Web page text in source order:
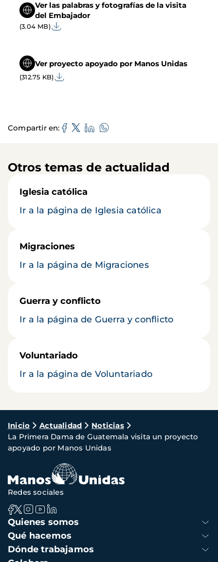
Ver las palabras y fotografías de la visita
del Embajador
(3.04 MB)
Ver proyecto apoyado por Manos Unidas
(312.75 KB)
Compartir en
Otros temas de actualidad
Iglesia católica
Ir a la página de Iglesia católica
Migraciones
Ir a la página de Migraciones
Guerra y conflicto
Ir a la página de Guerra y conflicto
Voluntariado
Ir a la página de Voluntariado
Ruta
de
navegación
Inicio Actualidad
Noticias
La Primera Dama de Guatemala visita un proyecto
apoyado por Manos Unidas
Navegación
principal
Quienes somos
Qué hacemos
Dónde trabajamos
Redes sociales